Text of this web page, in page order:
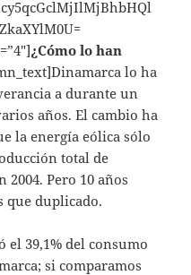
¿Cómo lo han
lo ha
a durante un
años. El cambio ha
la energía eólica sólo
total de
Pero 10 años
que duplicado.
el 39,1% del consumo
si comparamos